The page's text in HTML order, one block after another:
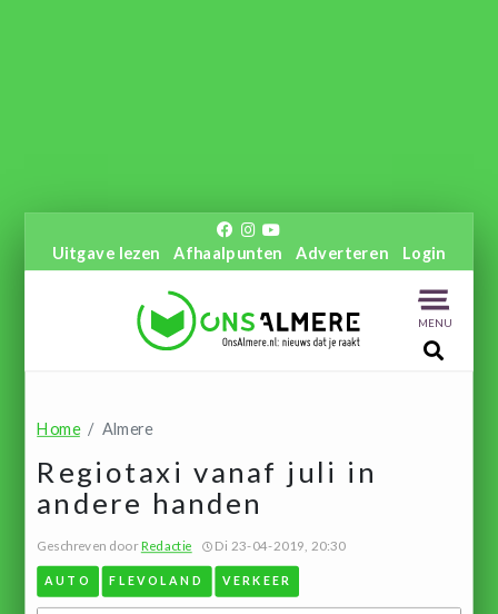
Uitgave lezen Afhaalpunten Adverteren Login
MENU
Home Almere
Regiotaxi vanaf juli in
andere handen
Geschreven doorRedactie Di 23-04-2019, 20:30
AUTO FLEVOLAND VERKEER